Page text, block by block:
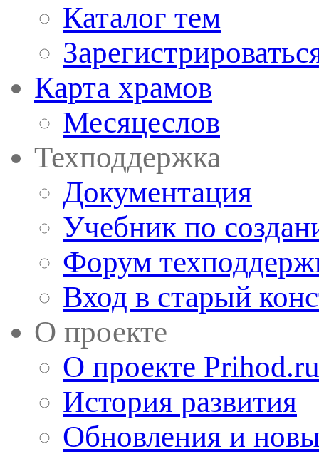
Каталог тем
Карта храмов
Месяцеслов
Техподдержка
Документация
Учебник по
Форум
Вход в старый
О проекте
О проекте Prihod.ru
История развития
Обновления и